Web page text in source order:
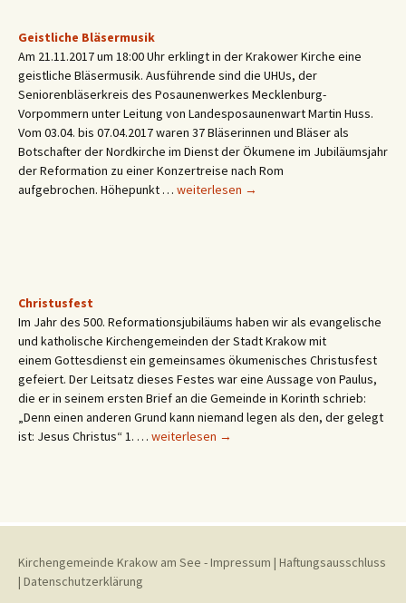
Geistliche Bläsermusik
Am 21.11.2017 um 18:00 Uhr erklingt in der Krakower Kirche eine
geistliche Bläsermusik. Ausführende sind die UHUs, der
Seniorenbläserkreis des Posaunenwerkes Mecklenburg-
Vorpommern unter Leitung von Landesposaunenwart Martin Huss.
Vom 03.04. bis 07.04.2017 waren 37 Bläserinnen und Bläser als
Botschafter der Nordkirche im Dienst der Ökumene im Jubiläumsjahr
der Reformation zu einer Konzertreise nach Rom
aufgebrochen. Höhepunkt … Geistliche
weiterlesen →
Christusfest
Im Jahr des 500. Reformationsjubiläums haben wir als evangelische
und katholische Kirchengemeinden der Stadt Krakow mit
einem Gottesdienst ein gemeinsames ökumenisches Christusfest
gefeiert. Der Leitsatz dieses Festes war eine Aussage von Paulus,
die er in seinem ersten Brief an die Gemeinde in Korinth schrieb:
„Denn einen anderen Grund kann niemand legen als den, der gelegt
ist: Jesus Christus“ 1. … Christusfest
weiterlesen →
Kirchengemeinde Krakow am See -Impressum | Haftungsausschluss
| Datenschutzerklärung